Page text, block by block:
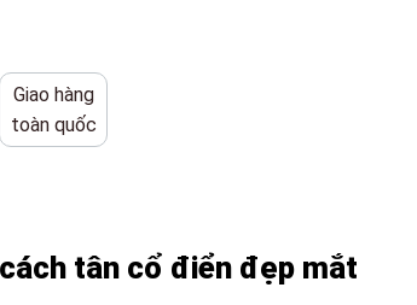
Giao hàng
toàn quốc
tân cổ điển đẹp mắt